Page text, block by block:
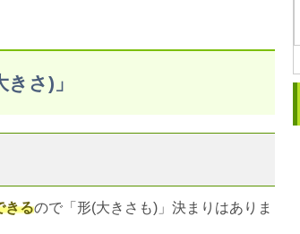
さ)」
きるので「形(大きさも)」決まりはありま